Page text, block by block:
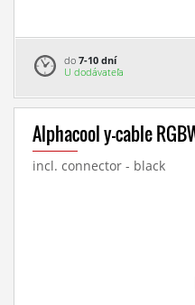
do 7-10 dní
U dodávateľa
Alphacool y-cable
incl. connector - black